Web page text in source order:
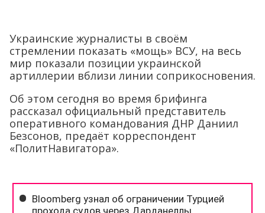
Украинские журналисты в своём
стремлении показать «мощь» ВСУ, на весь
мир показали позиции украинской
артиллерии вблизи линии соприкосновения.
Об этом сегодня во время брифинга
рассказал официальный представитель
оперативного командования ДНР Даниил
Безсонов, предаёт корреспондент
«ПолитНавигатора».